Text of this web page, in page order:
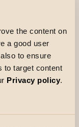
the content on
a good user
to ensure
to target content
Privacy policy.
sowie als
durch